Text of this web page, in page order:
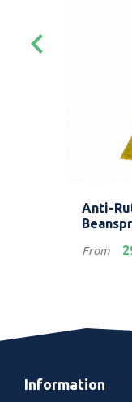
keyboard_arrow_left
Anti-
Preis
From
Information